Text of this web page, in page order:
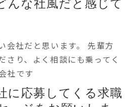
んな社風だと感じて
会社だと思います。 先輩方
さり、よく相談にも乗ってく
社です
に応募してくる求職